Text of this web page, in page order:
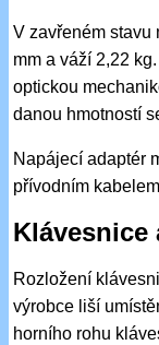
V zavřeném stavu
mm a váží 2,22
optickou
danou hmotností
Napájecí adaptér
přívodním
Klávesnice
Rozložení
výrobce liší
horního rohu